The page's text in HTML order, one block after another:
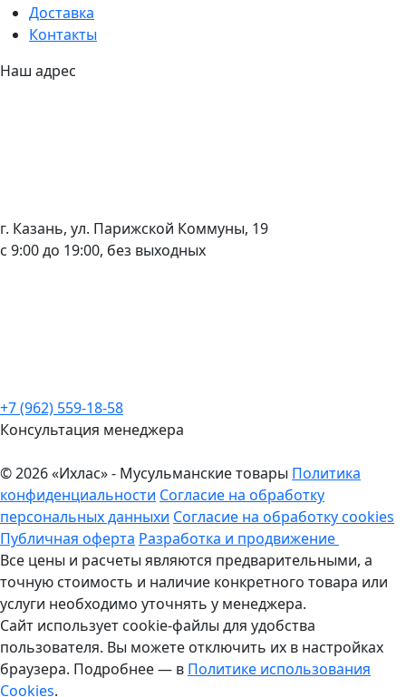
Доставка
Контакты
Наш адрес
г. Казань, ул. Парижской Коммуны, 19
с 9:00 до 19:00, без выходных
+7 (962) 559-18-58
Консультация менеджера
© 2026 «Ихлас» - Мусульманские товары Политика
конфиденциальности Согласие на обработку
персональных данныхи Согласие на обработку cookies
Публичная оферта Разработка и продвижение
Все цены и расчеты являются предварительными, а
точную стоимость и наличие конкретного товара или
услуги необходимо уточнять у менеджера.
Сайт использует cookie-файлы для удобства
пользователя. Вы можете отключить их в настройках
браузера. Подробнее — в Политике использования
Cookies.